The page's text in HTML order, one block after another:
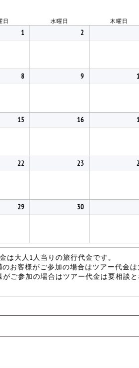
日 水曜日 木曜日
1 2
8 9
15 16
22 23
29 30
は大人1人当りの旅行代金です。
のお客様がご参加の場合はツアー代金
がご参加の場合はツアー代金は要相談